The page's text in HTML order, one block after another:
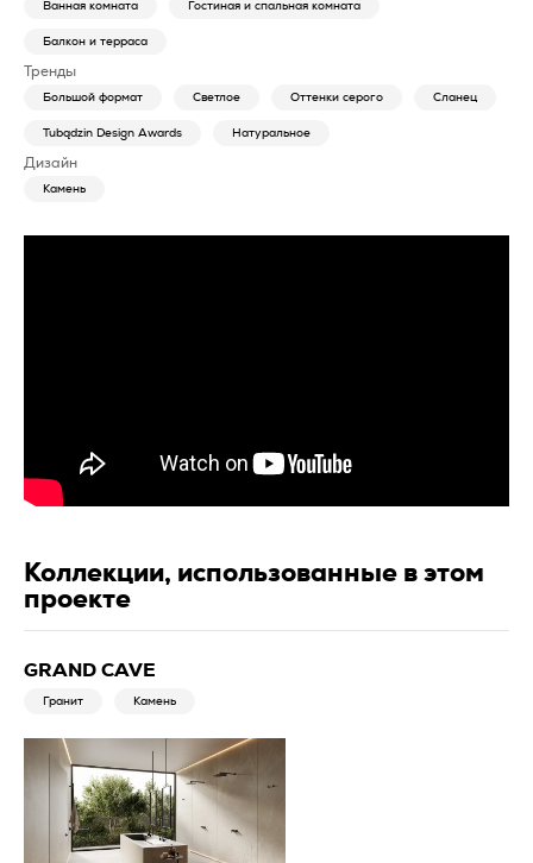
Ванная комната Гостиная и спальная комната
Балкон и терраса
Тренды
Большой формат Светлое Оттенки серого Сланец
Tubądzin Design Awards Натуральное
Дизайн
Камень
Коллекции, использованные в этом
проекте
GRAND CAVE
Гранит Камень